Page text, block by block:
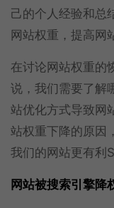
己的个人经验和总
网站权重，提高网
在讨论网站权重的
说，我们需要了解
站优化方式导致网
站权重下降的原因
我们的网站更有利
网站被搜索引擎降